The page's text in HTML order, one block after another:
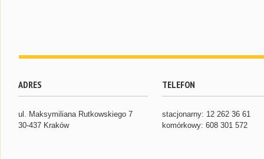
ADRES
ul. Maksymiliana Rutkowskiego 7
30-437 Kraków
TELEFON
stacjonarny: 12 262 36 61
komórkowy: 608 301 572